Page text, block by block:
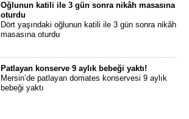
Oğlunun katili ile 3 gün sonra nikâh masasına
oturdu
Dört yaşındaki oğlunun katili ile 3 gün sonra nikâh
masasına oturdu
Patlayan konserve 9 aylık bebeği yaktı!
Mersin’de patlayan domates konservesi 9 aylık
bebeği yaktı